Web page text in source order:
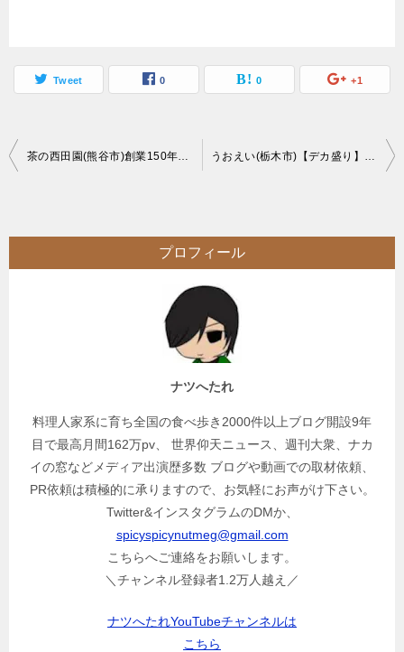
Tweet 0 0 +1
投
ビ
ゲ
プロフィール
ナツへたれ
料理人家系に育ち全国の食べ歩き2000件以上ブログ開設9年
目で最高月間162万pv、 世界仰天ニュース、週刊大衆、ナカ
イの窓などメディア出演歴多数 ブログや動画での取材依頼、
PR依頼は積極的に承りますので、お気軽にお声がけ下さい。
Twitter&インスタグラムのDMか、
spicyspicynutmeg@gmail.com
こちらへご連絡をお願いします。
＼チャンネル登録者1.2万人越え／
ナツへたれYouTubeチャンネルは
こちら